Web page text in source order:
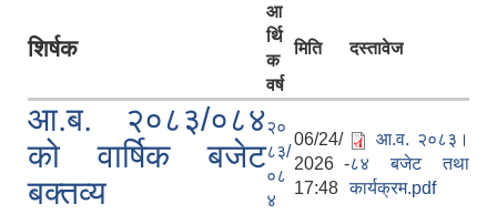
शिर्षक
आ
र्थि
क
वर्ष
मिति दस्तावेज
आ.ब. २०८३/०८४
को वार्षिक बजेट
बक्तव्य
२०
८३/
०८
४
06/24/
2026 -
17:48
आ.व. २०८३।
८४ बजेट तथा
कार्यक्रम.pdf